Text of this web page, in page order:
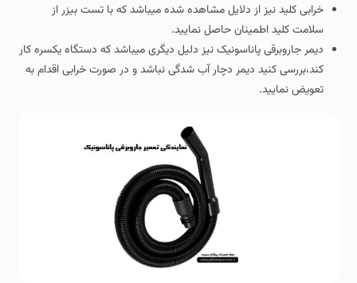
خرابی کلید نیز از دلایل مشاهده شده میباشد که با تست بیزر از
سلامت کلید اطمینان حاصل نمایید.
دیمر جاروبرقی پاناسونیک نیز دلیل دیگری میباشد که دستگاه یکسره کار
کند،بررسی کنید دیمر دچار آب شدگی نباشد و در صورت خرابی اقدام به
تعویض نمایید.